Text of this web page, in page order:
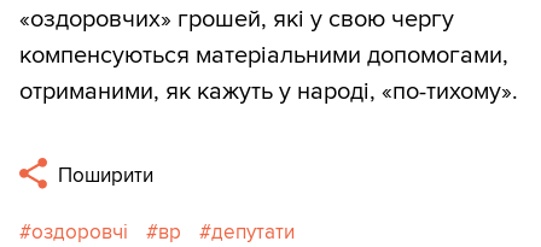
«оздоровчих» грошей, які у свою чергу
компенсуються матеріальними допомогами,
отриманими, як кажуть у народі, «по-тихому».
Поширити
оздоровчі вр
депутати